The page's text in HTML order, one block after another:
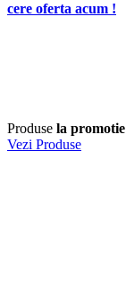
cere oferta acum !
Produse la promotie
Vezi Produse